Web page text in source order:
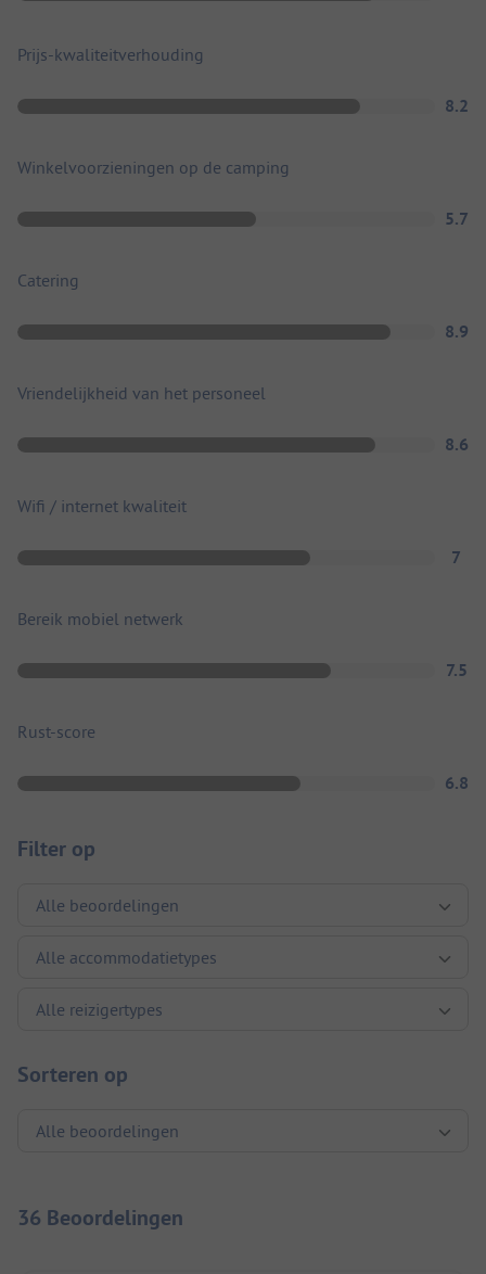
Prijs-kwaliteitverhouding
8.2
Winkelvoorzieningen op de camping
5.7
Catering
8.9
Vriendelijkheid van het personeel
8.6
Wifi / internet kwaliteit
7
Bereik mobiel netwerk
7.5
Rust-score
6.8
Filter op
Sorteren op
36 Beoordelingen